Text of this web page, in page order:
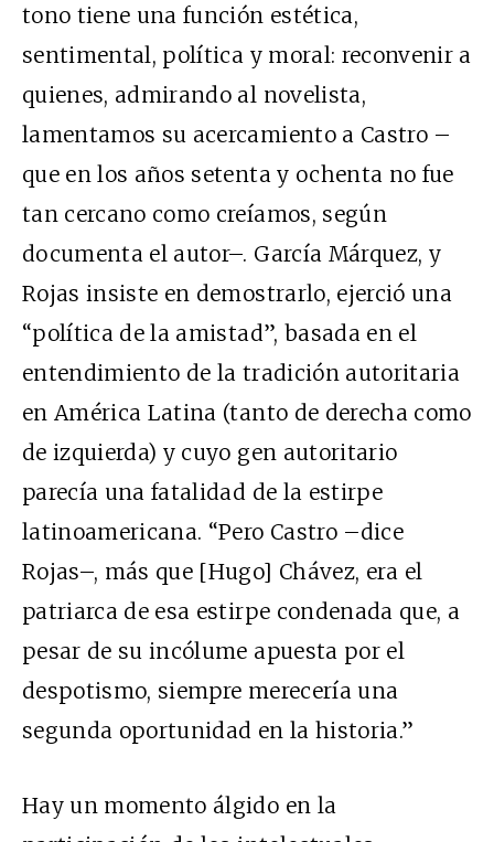
tono tiene una función estética,
sentimental, política y moral: reconvenir a
quienes, admirando al novelista,
lamentamos su acercamiento a Castro –
que en los años setenta y ochenta no fue
tan cercano como creíamos, según
documenta el autor–. García Márquez, y
Rojas insiste en demostrarlo, ejerció una
“política de la amistad”, basada en el
entendimiento de la tradición autoritaria
en América Latina (tanto de derecha como
de izquierda) y cuyo gen autoritario
parecía una fatalidad de la estirpe
latinoamericana. “Pero Castro –dice
Rojas–, más que [Hugo] Chávez, era el
patriarca de esa estirpe condenada que, a
pesar de su incólume apuesta por el
despotismo, siempre merecería una
segunda oportunidad en la historia.”
Hay un momento álgido en la